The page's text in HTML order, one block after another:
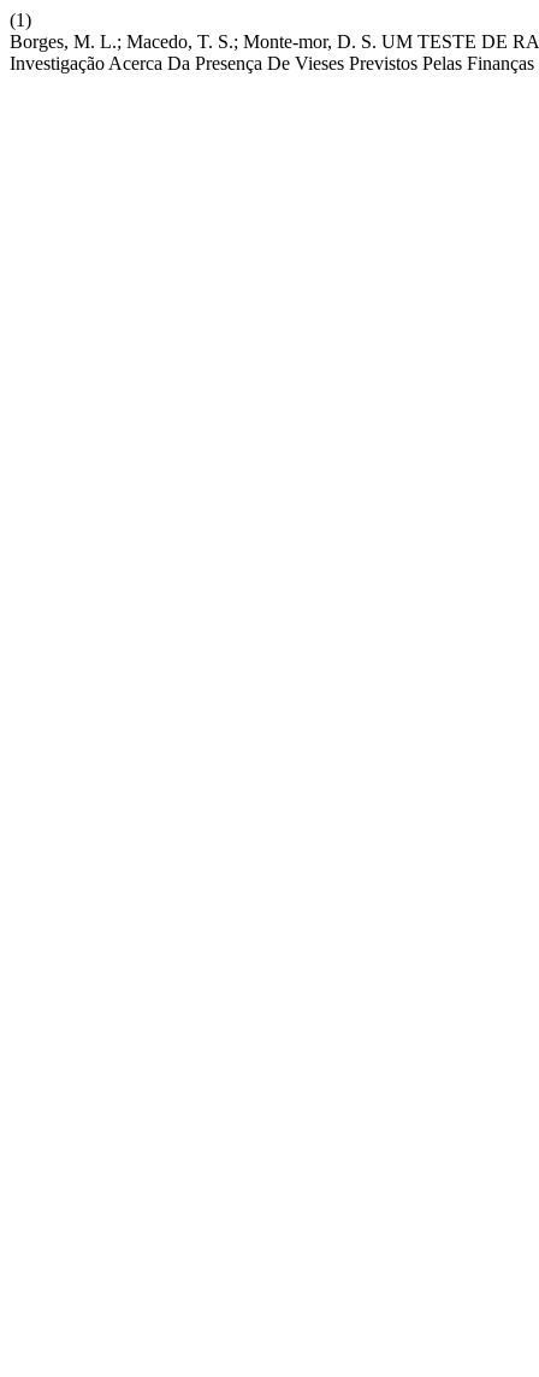
(1)
Borges, M. L.; Macedo, T. S.; Monte-mor, D. S. UM TESTE
Investigação Acerca Da Presença De Vieses Previstos Pelas